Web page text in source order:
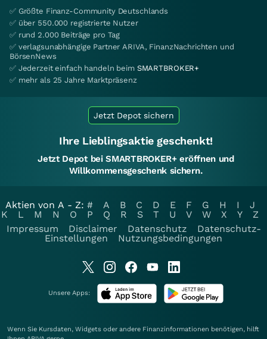
✅ Größte Finanz-Community Deutschlands
✅ über 550.000 registrierte Nutzer
✅ rund 2.000 Beiträge pro Tag
✅ verlagsunabhängige Partner ARIVA, FinanzNachrichten und
BörsenNews
✅ Jederzeit einfach handeln beim SMARTBROKER+
✅ mehr als 25 Jahre Marktpräsenz
Jetzt Depot sichern
Ihre Lieblingsaktie geschenkt!
Jetzt Depot bei SMARTBROKER+ eröffnen und
Willkommensgeschenk sichern.
Aktien von A - Z: # A B C D E F G H I
J
K
L M N O P Q R S T U V W X Y
Z
Impressum
Disclaimer Datenschutz
Datenschutz-
Einstellungen
Nutzungsbedingungen
Unsere Apps:
Wenn Sie Kursdaten, Widgets oder andere Finanzinformationen benötigen, hilft